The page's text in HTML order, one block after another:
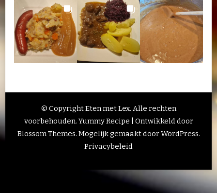
© Copyright Eten met Lex. Alle rechten
voorbehouden.Yummy Recipe | Ontwikkeld door
Blossom Themes. Mogelijk gemaakt doorWordPress.
Privacybeleid